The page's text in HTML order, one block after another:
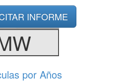
INFORME
por Años